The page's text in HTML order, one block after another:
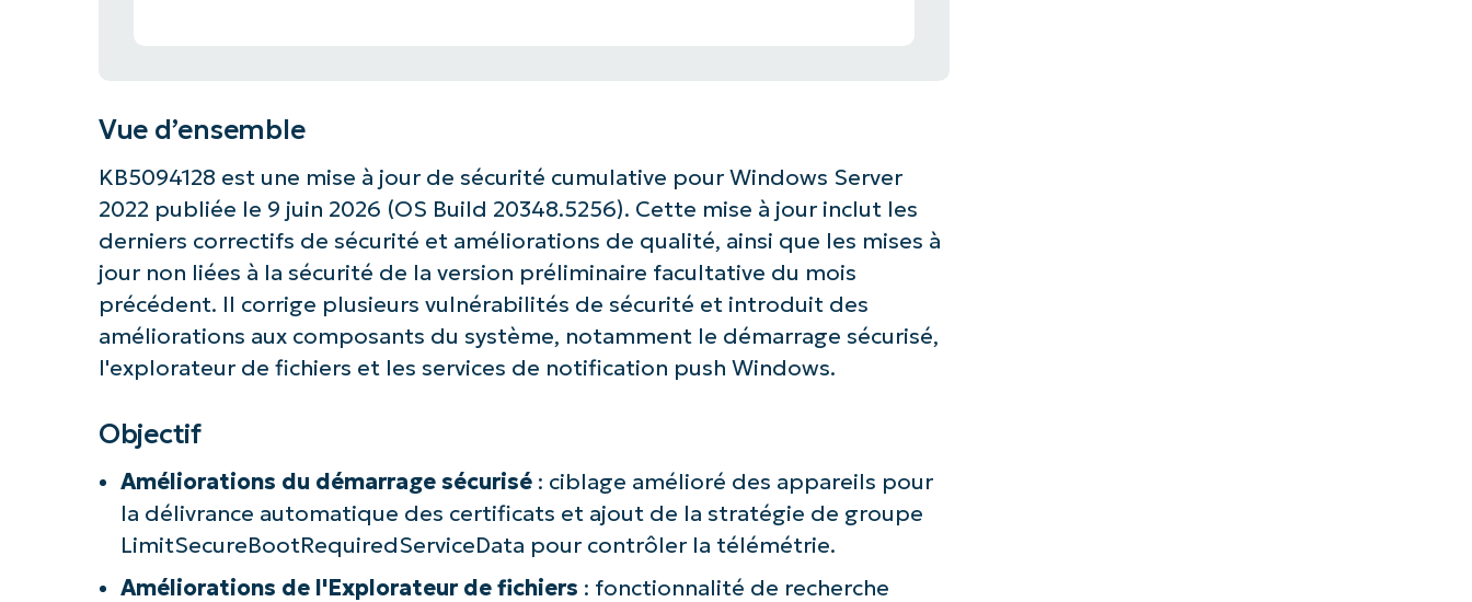
Vue d’ensemble
KB5094128 est une mise à jour de sécurité cumulative pour Windows Server
2022 publiée le 9 juin 2026 (OS Build 20348.5256). Cette mise à jour inclut les
derniers correctifs de sécurité et améliorations de qualité, ainsi que les mises à
jour non liées à la sécurité de la version préliminaire facultative du mois
précédent. Il corrige plusieurs vulnérabilités de sécurité et introduit des
améliorations aux composants du système, notamment le démarrage sécurisé,
l'explorateur de fichiers et les services de notification push Windows.
Objectif
Améliorations du démarrage sécurisé: ciblage amélioré des appareils pour
la délivrance automatique des certificats et ajout de la stratégie de groupe
LimitSecureBootRequiredServiceData pour contrôler la télémétrie.
Améliorations de l'Explorateur de fichiers : fonctionnalité de recherche